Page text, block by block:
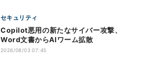
セキュリティ
Copilot悪用の新たなサイバー攻撃、
Word文書からAIワーム拡散
2026/08/03 07:45